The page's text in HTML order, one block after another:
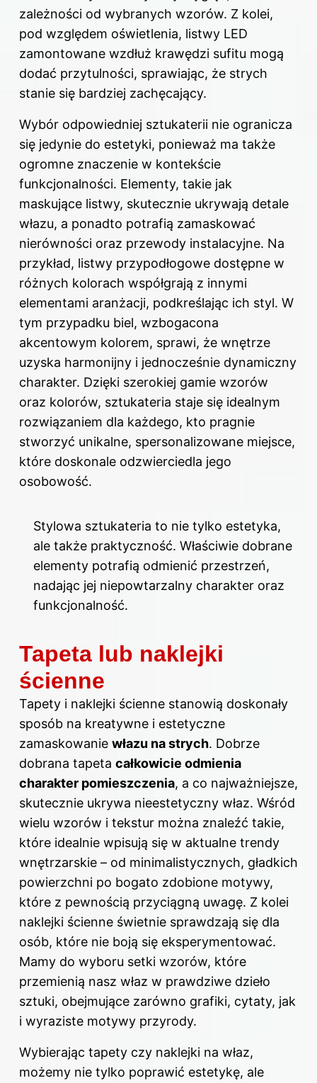
zależności od wybranych wzorów. Z kolei,
pod względem oświetlenia, listwy LED
zamontowane wzdłuż krawędzi sufitu mogą
dodać przytulności, sprawiając, że strych
stanie się bardziej zachęcający.
Wybór odpowiedniej sztukaterii nie ogranicza
się jedynie do estetyki, ponieważ ma także
ogromne znaczenie w kontekście
funkcjonalności. Elementy, takie jak
maskujące listwy, skutecznie ukrywają detale
włazu, a ponadto potrafią zamaskować
nierówności oraz przewody instalacyjne. Na
przykład, listwy przypodłogowe dostępne w
różnych kolorach współgrają z innymi
elementami aranżacji, podkreślając ich styl. W
tym przypadku biel, wzbogacona
akcentowym kolorem, sprawi, że wnętrze
uzyska harmonijny i jednocześnie dynamiczny
charakter. Dzięki szerokiej gamie wzorów
oraz kolorów, sztukateria staje się idealnym
rozwiązaniem dla każdego, kto pragnie
stworzyć unikalne, spersonalizowane miejsce,
które doskonale odzwierciedla jego
osobowość.
Stylowa sztukateria to nie tylko estetyka,
ale także praktyczność. Właściwie dobrane
elementy potrafią odmienić przestrzeń,
nadając jej niepowtarzalny charakter oraz
funkcjonalność.
Tapeta lub naklejki
ścienne
Tapety i naklejki ścienne stanowią doskonały
sposób na kreatywne i estetyczne
zamaskowanie włazu na strych. Dobrze
dobrana tapeta całkowicie odmienia
charakter pomieszczenia, a co najważniejsze,
skutecznie ukrywa nieestetyczny właz. Wśród
wielu wzorów i tekstur można znaleźć takie,
które idealnie wpisują się w aktualne trendy
wnętrzarskie – od minimalistycznych, gładkich
powierzchni po bogato zdobione motywy,
które z pewnością przyciągną uwagę. Z kolei
naklejki ścienne świetnie sprawdzają się dla
osób, które nie boją się eksperymentować.
Mamy do wyboru setki wzorów, które
przemienią nasz właz w prawdziwe dzieło
sztuki, obejmujące zarówno grafiki, cytaty, jak
i wyraziste motywy przyrody.
Wybierając tapety czy naklejki na właz,
możemy nie tylko poprawić estetykę, ale